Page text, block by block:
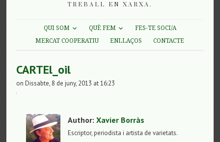
TREBALL EN XARXA.
QUI SOM QUÈ FEM
FES-TE SOCI/A
MERCAT COOPERATIU
ENLLAÇOS CONTACTE
CARTEl_oil
on Dissabte, 8 de juny, 2013 at 16:23
Author:Xavier Borràs
Escriptor, periodista i artista de varietats.